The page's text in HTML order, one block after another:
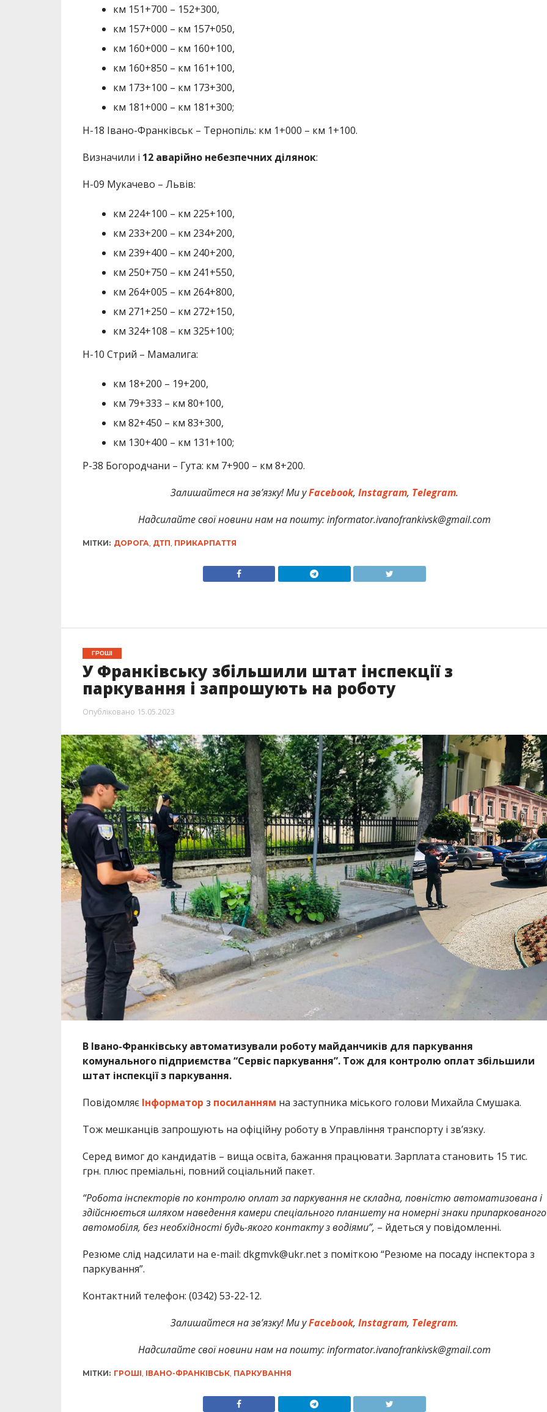
км 151+700 – 152+300,
км 157+000 – км 157+050,
км 160+000 – км 160+100,
км 160+850 – км 161+100,
км 173+100 – км 173+300,
км 181+000 – км 181+300;
Н-18 Івано-Франківськ – Тернопіль: км 1+000 – км 1+100.
Визначили і 12 аварійно небезпечних ділянок:
Н-09 Мукачево – Львів:
км 224+100 – км 225+100,
км 233+200 – км 234+200,
км 239+400 – км 240+200,
км 250+750 – км 241+550,
км 264+005 – км 264+800,
км 271+250 – км 272+150,
км 324+108 – км 325+100;
Н-10 Стрий – Мамалига:
км 18+200 – 19+200,
км 79+333 – км 80+100,
км 82+450 – км 83+300,
км 130+400 – км 131+100;
Р-38 Богородчани – Гута: км 7+900 – км 8+200.
Залишайтеся на зв’язку! Ми уFacebook, Instagram, Telegram.
Надсилайте свої новини нам на пошту: informator.ivanofrankivsk@gmail.com
МІТКИ: ДОРОГА, ДТП, ПРИКАРПАТТЯ
ГРОШІ
У Франківську збільшили штат інспекції з
паркування і запрошують на роботу
Опубліковано 15.05.2023
В Івано-Франківську автоматизували роботу майданчиків для паркування
комунального підприємства “Сервіс паркування”. Тож для контролю оплат збільшили
штат інспекції з паркування.
Повідомляє Інформатор з посиланням на заступника міського голови Михайла Смушака.
Тож мешканців запрошують на офіційну роботу в Управління транспорту і звʼязку.
Серед вимог до кандидатів – вища освіта, бажання працювати. Зарплата становить 15 тис.
грн. плюс преміальні, повний соціальний пакет.
“Робота інспекторів по контролю оплат за паркування не складна, повністю автоматизована і
здійснюється шляхом наведення камери спеціального планшету на номерні знаки припаркованого
автомобіля, без необхідності будь-якого контакту з водіями”, – йдеться у повідомленні.
Резюме слід надсилати на e-mail: dkgmvk@ukr.net з поміткою “Резюме на посаду інспектора з
паркування”.
Контактний телефон: (0342) 53-22-12.
Залишайтеся на зв’язку! Ми уFacebook, Instagram, Telegram.
Надсилайте свої новини нам на пошту: informator.ivanofrankivsk@gmail.com
МІТКИ: ГРОШІ ІВАНО-ФРАНКІВСЬК, ПАРКУВАННЯ